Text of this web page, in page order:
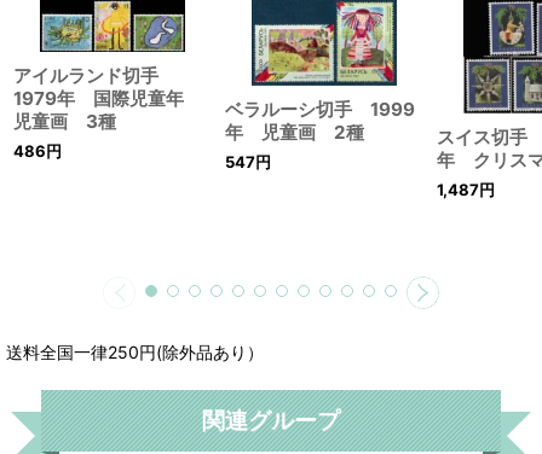
アイルランド切手
1979年 国際児童年
児童画 3種
486円
ベラルーシ切手 1999
年 児童画 2種
547円
スイス切
年 クリス
1,487円
送料全国一律250円(除外品あり）
関連グループ